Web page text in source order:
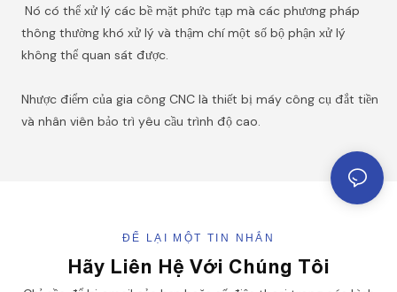
Nó có thể xử lý các bề mặt phức tạp mà các phương pháp
thông thường khó xử lý và thậm chí một số bộ phận xử lý
không thể quan sát được.
Nhược điểm của gia công CNC là thiết bị máy công cụ đắt tiền
và nhân viên bảo trì yêu cầu trình độ cao.
ĐỂ LẠI MỘT TIN NHẮN
Hãy Liên Hệ Với Chúng Tôi